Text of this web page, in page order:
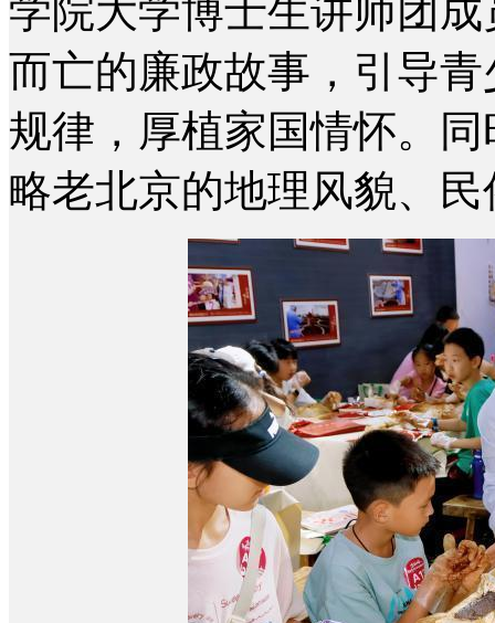
学院大学博士生讲师团
而亡的廉政故事，引导
规律，厚植家国情怀。
略老北京的地理风貌、